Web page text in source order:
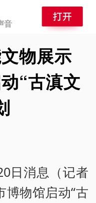
音
物展示
“古滇文
日消息（记者
物馆启动“古